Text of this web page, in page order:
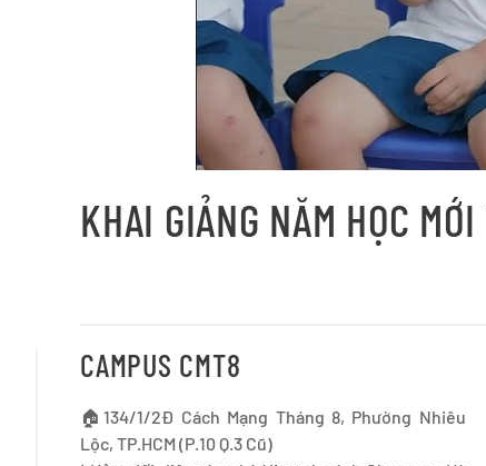
KHAI GIẢNG NĂM HỌC
CAMPUS CMT8
🏠134/1/2Đ Cách Mạng Tháng 8, Phường Nhiêu
Lộc, TP.HCM (P.10 Q.3 Cũ)